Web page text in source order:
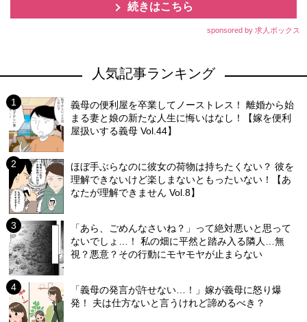
続きはこちら
sponsored by 求人ボックス
人気記事ランキング
義母の便利屋を卒業してノーストレス！ 離婚から始
まる妻と娘の新たな人生に悔いはなし！【嫁を便利
屋扱いする義母 Vol.44】
ほぼ手ぶらなのに彼女の荷物は持ちたくない？ 彼を
理解できないけど楽しまないともったいない！【あ
なたが理解できません Vol.8】
「あら、ごめんなさいね？」って絶対悪いと思って
ないでしょ…！ 私の畑に平然と踏み入る隣人…無
視？悪意？その行動にモヤモヤが止まらない
「義母の発言が許せない…！」嫁が義母に怒り爆
発！ 夫は仕方ないと言うけれど諦めるべき？